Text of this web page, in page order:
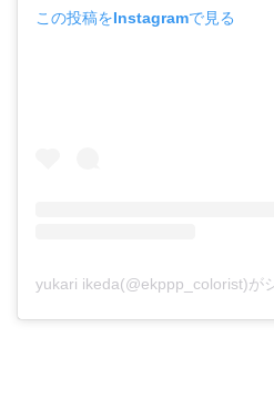
この投稿をInstagramで見る